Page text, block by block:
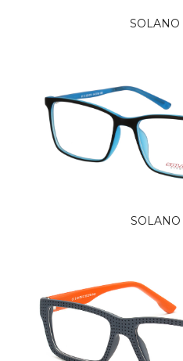
SOLANO
SOLANO